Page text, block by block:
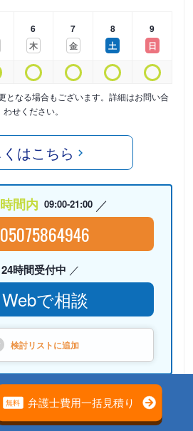
6
木
7
金
8
土
9
日
となる場合もございます。詳細はお問い合
わせください。
はこちら
間内 09:00-21:00
05075864946
24時間受付中
Webで相談
検討リストに追加
本部）